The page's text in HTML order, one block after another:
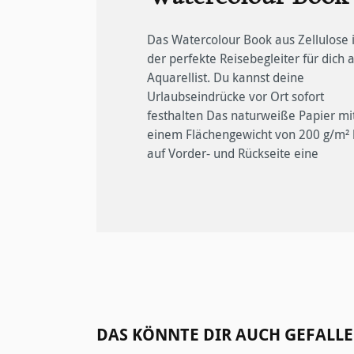
Das Watercolour Book aus Zellulose
der perfekte Reisebegleiter für dich
Aquarellist. Du kannst deine
Urlaubseindrücke vor Ort sofort
festhalten Das naturweiße Papier
einem Flächengewicht von 200 g/m²
auf Vorder- und Rückseite eine
feinkörnige Oberflächenstruktur. Es
dich Panoramen über die
Buchbreite anlegen. Mit 60 Seiten / 30
Blatt nimmt das Aquarellbuch nur wenig
Platz in deinem Gepäck ein und
dir dennoch ausreichenden Inhalt
bei längeren Reisen. Der stabile Einband
ist feuchtigkeitsabweisend;
Gummiband verschließt es
Das Watercolour Book ist im
Landschafts- und Porträtformat
erhältlich. Es ist vegan, säurefrei
DAS KÖNNTE DIR AUCH